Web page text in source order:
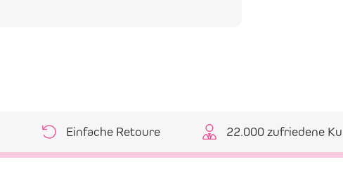
Einfache Retoure 22.000 zufriedene